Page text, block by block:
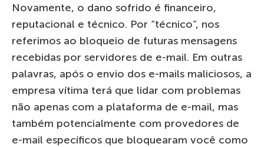
Novamente, o dano sofrido é financeiro,
reputacional e técnico. Por “técnico”, nos
referimos ao bloqueio de futuras mensagens
recebidas por servidores de e-mail. Em outras
palavras, após o envio dos e-mails maliciosos, a
empresa vítima terá que lidar com problemas
não apenas com a plataforma de e-mail, mas
também potencialmente com provedores de
e-mail específicos que bloquearam você como